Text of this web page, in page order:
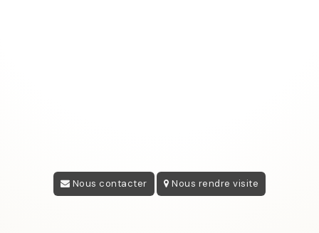
Nous contacter Nous rendre visite